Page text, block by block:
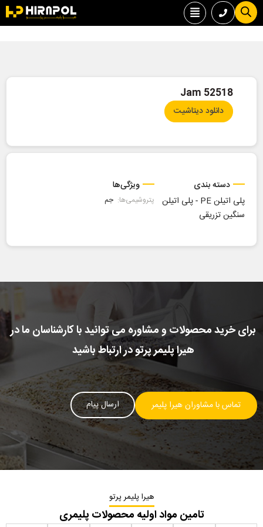
52518 Jam
دانلود دیتاشیت
دسته بندی
پلی اتیلن PE
-پلی اتیلن
سنگین تزریقی
ویژگی‌ها
پتروشیمی‌ها: جم
برای خرید محصولات و مشاوره می توانید با کارشناسان ما در
هیرا پلیمر پرتو در ارتباط باشید
تماس با مشاوران هیرا پلیمر ارسال پیام
هیرا پلیمر پرتو
تامین مواد اولیه محصولات پلیمری